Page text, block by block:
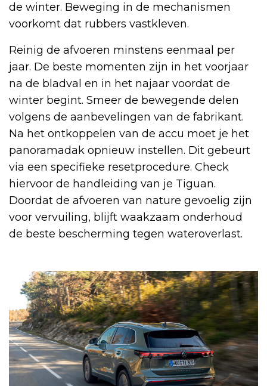
de winter. Beweging in de mechanismen
voorkomt dat rubbers vastkleven.
Reinig de afvoeren minstens eenmaal per
jaar. De beste momenten zijn in het voorjaar
na de bladval en in het najaar voordat de
winter begint. Smeer de bewegende delen
volgens de aanbevelingen van de fabrikant.
Na het ontkoppelen van de accu moet je het
panoramadak opnieuw instellen. Dit gebeurt
via een specifieke resetprocedure. Check
hiervoor de handleiding van je Tiguan.
Doordat de afvoeren van nature gevoelig zijn
voor vervuiling, blijft waakzaam onderhoud
de beste bescherming tegen wateroverlast.